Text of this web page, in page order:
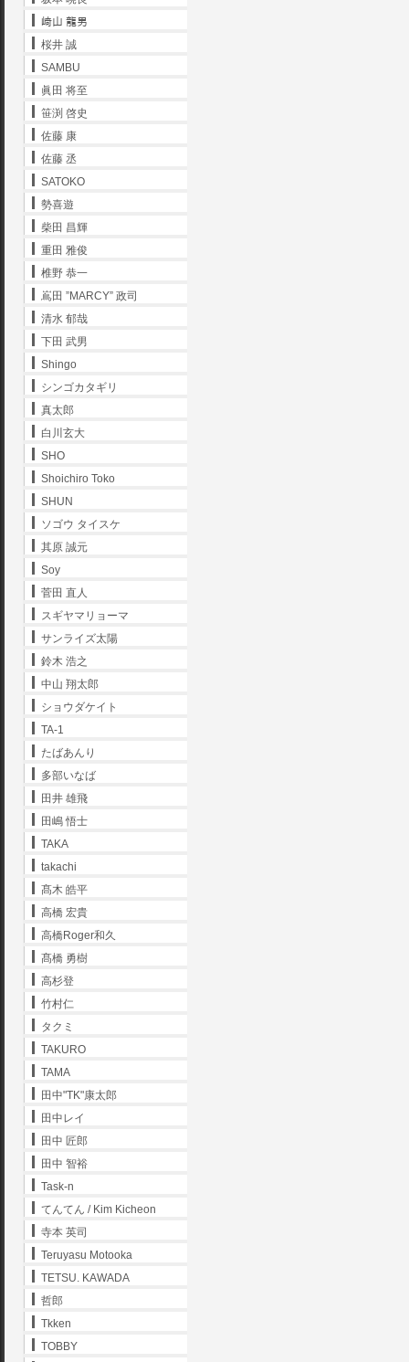
﨑山 龍男
桜井 誠
SAMBU
眞田 将至
笹渕 啓史
佐藤 康
佐藤 丞
SATOKO
勢喜遊
柴田 昌輝
重田 雅俊
椎野 恭一
嶌田 ”MARCY” 政司
清水 郁哉
下田 武男
Shingo
シンゴカタギリ
真太郎
白川玄大
SHO
Shoichiro Toko
SHUN
ソゴウ タイスケ
其原 誠元
Soy
菅田 直人
スギヤマリョーマ
サンライズ太陽
鈴木 浩之
中山 翔太郎
ショウダケイト
TA-1
たばあんり
多部いなば
田井 雄飛
田嶋 悟士
TAKA
takachi
髙木 皓平
高橋 宏貴
高橋Roger和久
髙橋 勇樹
高杉登
竹村仁
タクミ
TAKURO
TAMA
田中"TK"康太郎
田中レイ
田中 匠郎
田中 智裕
Task-n
てんてん / Kim Kicheon
寺本 英司
Teruyasu Motooka
TETSU. KAWADA
哲郎
Tkken
TOBBY